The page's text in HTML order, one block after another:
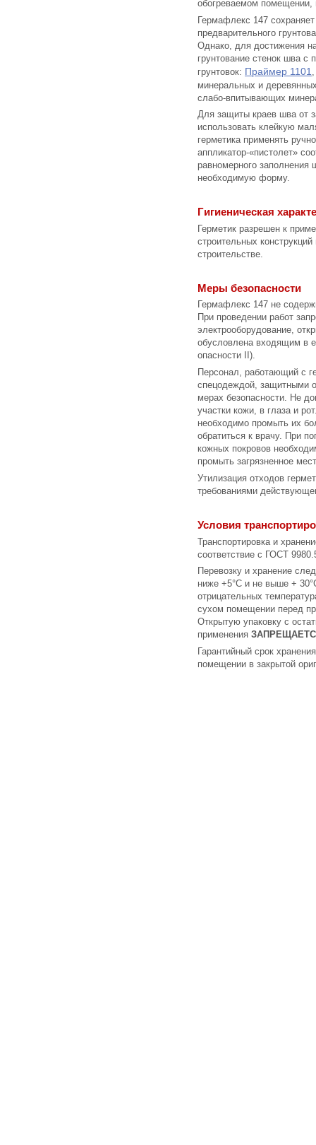
обогреваемом помещении,
Гермафлекс 147
предварительного
Однако, для достижения
грунтование стенок шва с
грунтовок: Праймер 1101
минеральных и
слабо-впитывающих
Для защиты краев шва от
использовать клейкую
герметика применять
аппликатор-«пистолет»
равномерного заполнения
необходимую форму.
Гигиеническая
Герметик разрешен к
строительных
строительстве.
Меры безопасности
Гермафлекс 147 не
При проведении работ
электрооборудование,
обусловлена входящим в
опасности II).
Персонал, работающий с
спецодеждой, защитными
мерах безопасности. Не
участки кожи, в глаза и
необходимо промыть их
обратиться к врачу. При
кожных покровов
промыть загрязненное
Утилизация отходов
требованиями
Условия
Транспортировка и
соответствие с ГОСТ
Перевозку и хранение
ниже +5°С и не выше +
отрицательных
сухом помещении перед
Открытую упаковку с
применения
Гарантийный срок
помещении в закрытой